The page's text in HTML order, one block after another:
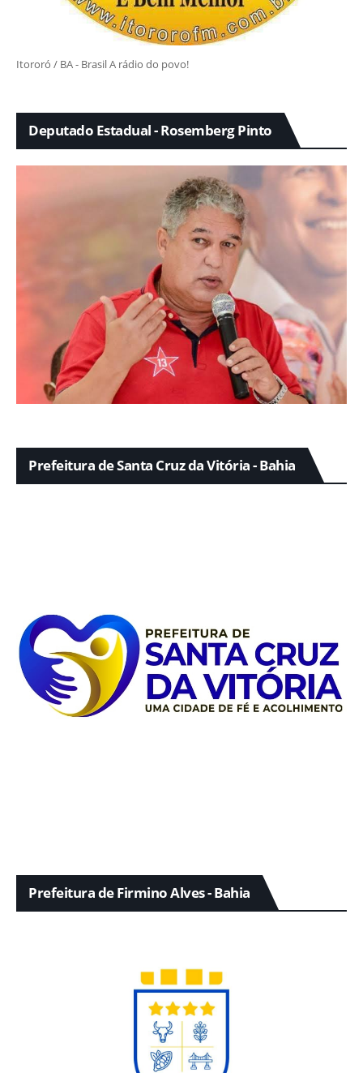
Itororó / BA - Brasil A rádio do povo!
Deputado Estadual - Rosemberg Pinto
Prefeitura de Santa Cruz da Vitória - Bahia
Prefeitura de Firmino Alves - Bahia